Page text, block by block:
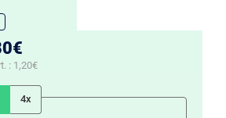
: 1,20€
4x